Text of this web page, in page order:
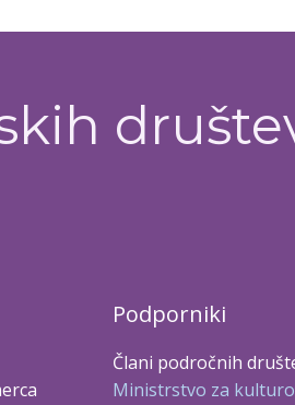
Podporniki
Člani področnih
Ministrstvo za kulturo